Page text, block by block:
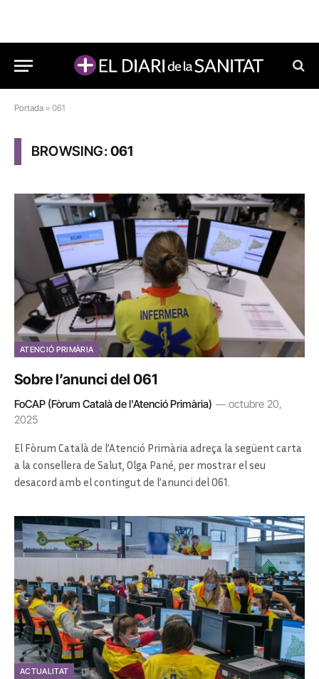
Portada » 061
BROWSING:061
ATENCIÓ PRIMÀRIA
Sobre l’anunci del 061
FoCAP (Fòrum Català de l'Atenció Primària)
octubre 20,
2025
El Fòrum Català de l’Atenció Primària adreça la següent carta
a la consellera de Salut, Olga Pané, per mostrar el seu
desacord amb el contingut de l’anunci del 061.
ACTUALITAT